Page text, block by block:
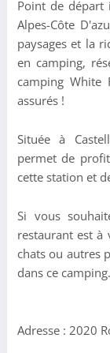
Point de départ
Alpes-Côte
paysages et la
en camping,
camping
assurés !
Située à
permet de
cette station et
Si vous
restaurant est à
chats ou autres
dans ce camping.
Adresse : 2020